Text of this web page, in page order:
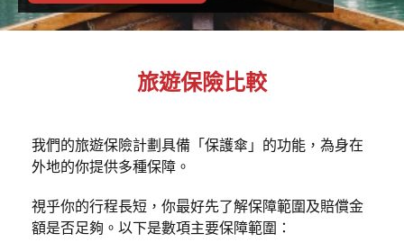
旅遊保險比較
我們的旅遊保險計劃具備「保護傘」的功能，為身在
外地的你提供多種保障。
視乎你的行程長短，你最好先了解保障範圍及賠償金
額是否足夠。以下是數項主要保障範圍：